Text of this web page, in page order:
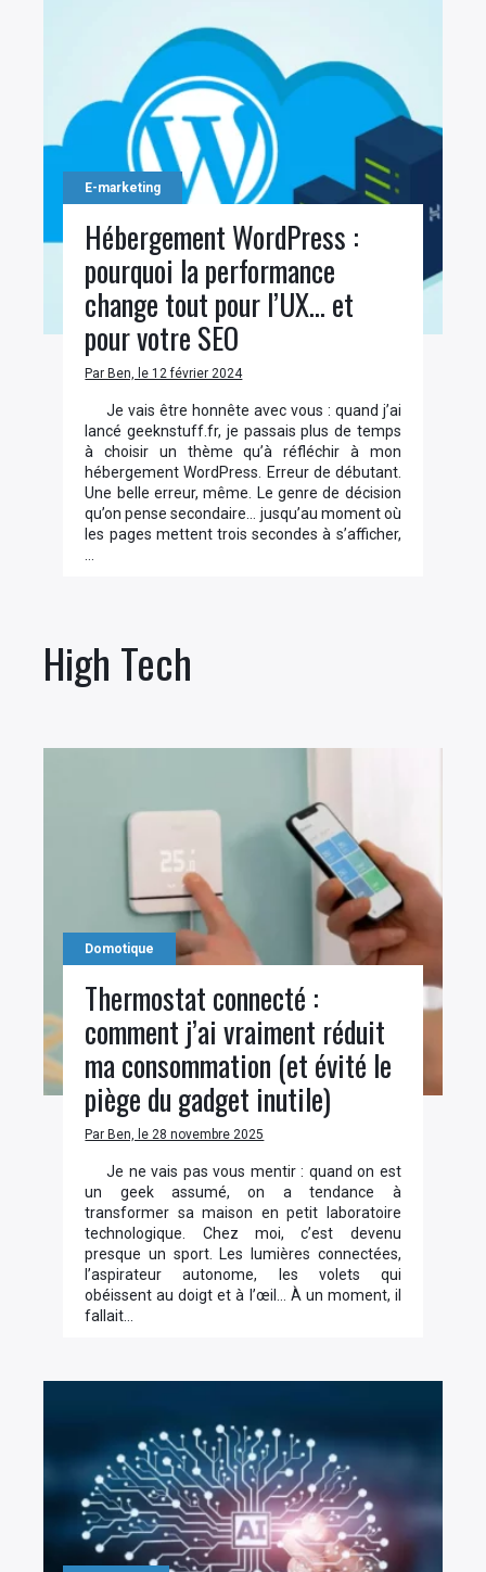
E-marketing
Hébergement WordPress :
pourquoi la performance
change tout pour l’UX… et
pour votre SEO
Par Ben, le 12 février 2024
Je vais être honnête avec vous : quand j’ai
lancé geeknstuff.fr, je passais plus de temps
à choisir un thème qu’à réfléchir à mon
hébergement WordPress. Erreur de débutant.
Une belle erreur, même. Le genre de décision
qu’on pense secondaire… jusqu’au moment où
les pages mettent trois secondes à s’afficher,
High Tech
Domotique
Thermostat connecté :
comment j’ai vraiment réduit
ma consommation (et évité le
piège du gadget inutile)
Par Ben, le 28 novembre 2025
Je ne vais pas vous mentir : quand on est
un geek assumé, on a tendance à
transformer sa maison en petit laboratoire
technologique. Chez moi, c’est devenu
presque un sport. Les lumières connectées,
l’aspirateur autonome, les volets qui
obéissent au doigt et à l’œil… À un moment, il
fallait…